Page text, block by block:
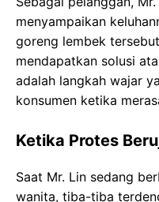
menyampaikan
goreng lembek
mendapatkan solusi
adalah langkah wajar
konsumen ketika
Ketika Protes
Saat Mr. Lin sedang
wanita, tiba-tiba